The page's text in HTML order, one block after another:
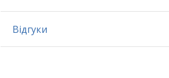
Відгуки